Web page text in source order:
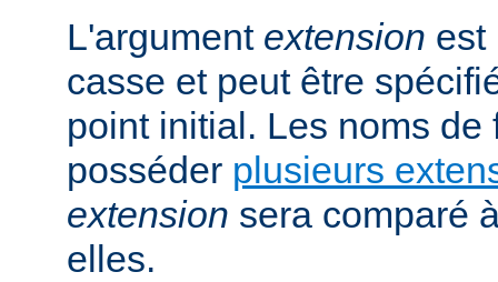
L'argument extension est
casse et peut être
point initial. Les noms de
posséder plusieurs
extension sera comparé
elles.